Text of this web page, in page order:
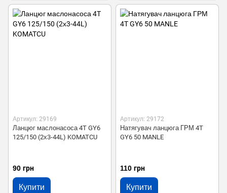
Артикул: 29169
Ланцюг маслонасоса 4T GY6
125/150 (2х3-44L) KOMATCU
90 грн
Купити
Артикул: 29172
Натягувач ланцюга ГРМ 4T
GY6 50 MANLE
110 грн
Купити